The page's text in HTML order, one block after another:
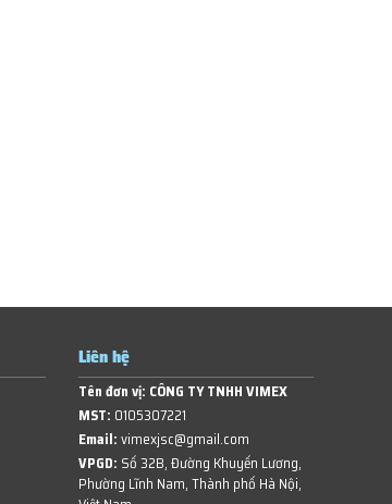
Liên hệ
Tên đơn vị: CÔNG TY TNHH VIMEX
MST: 0105307221
Email:vimexjsc@gmail.com
VPGD: Số 32B, Đường Khuyến Lương,
Phường Lĩnh Nam, Thành phố Hà Nội,